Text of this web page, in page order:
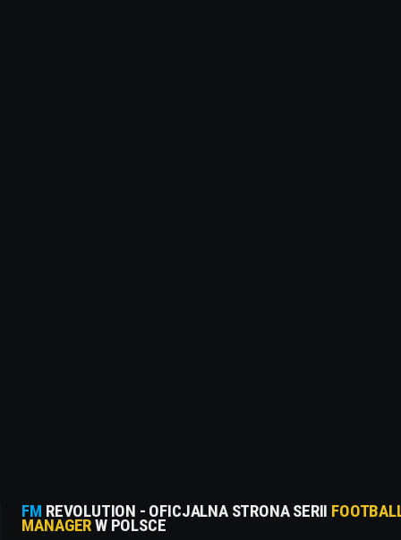
FM REVOLUTION - OFICJALNA STRONA SERII
MANAGERW POLSCE